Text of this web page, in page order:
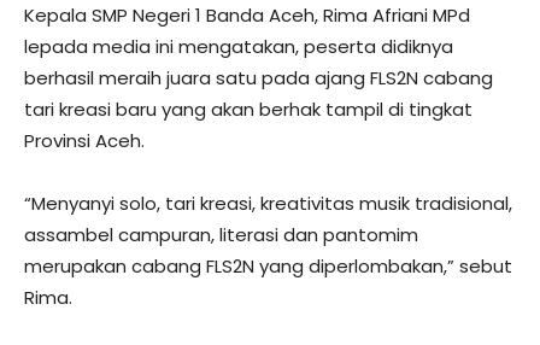
Kepala SMP Negeri 1 Banda Aceh, Rima Afriani MPd
lepada media ini mengatakan, peserta didiknya
berhasil meraih juara satu pada ajang FLS2N cabang
tari kreasi baru yang akan berhak tampil di tingkat
Provinsi Aceh.
“Menyanyi solo, tari kreasi, kreativitas musik tradisional,
assambel campuran, literasi dan pantomim
merupakan cabang FLS2N yang diperlombakan,” sebut
Rima.